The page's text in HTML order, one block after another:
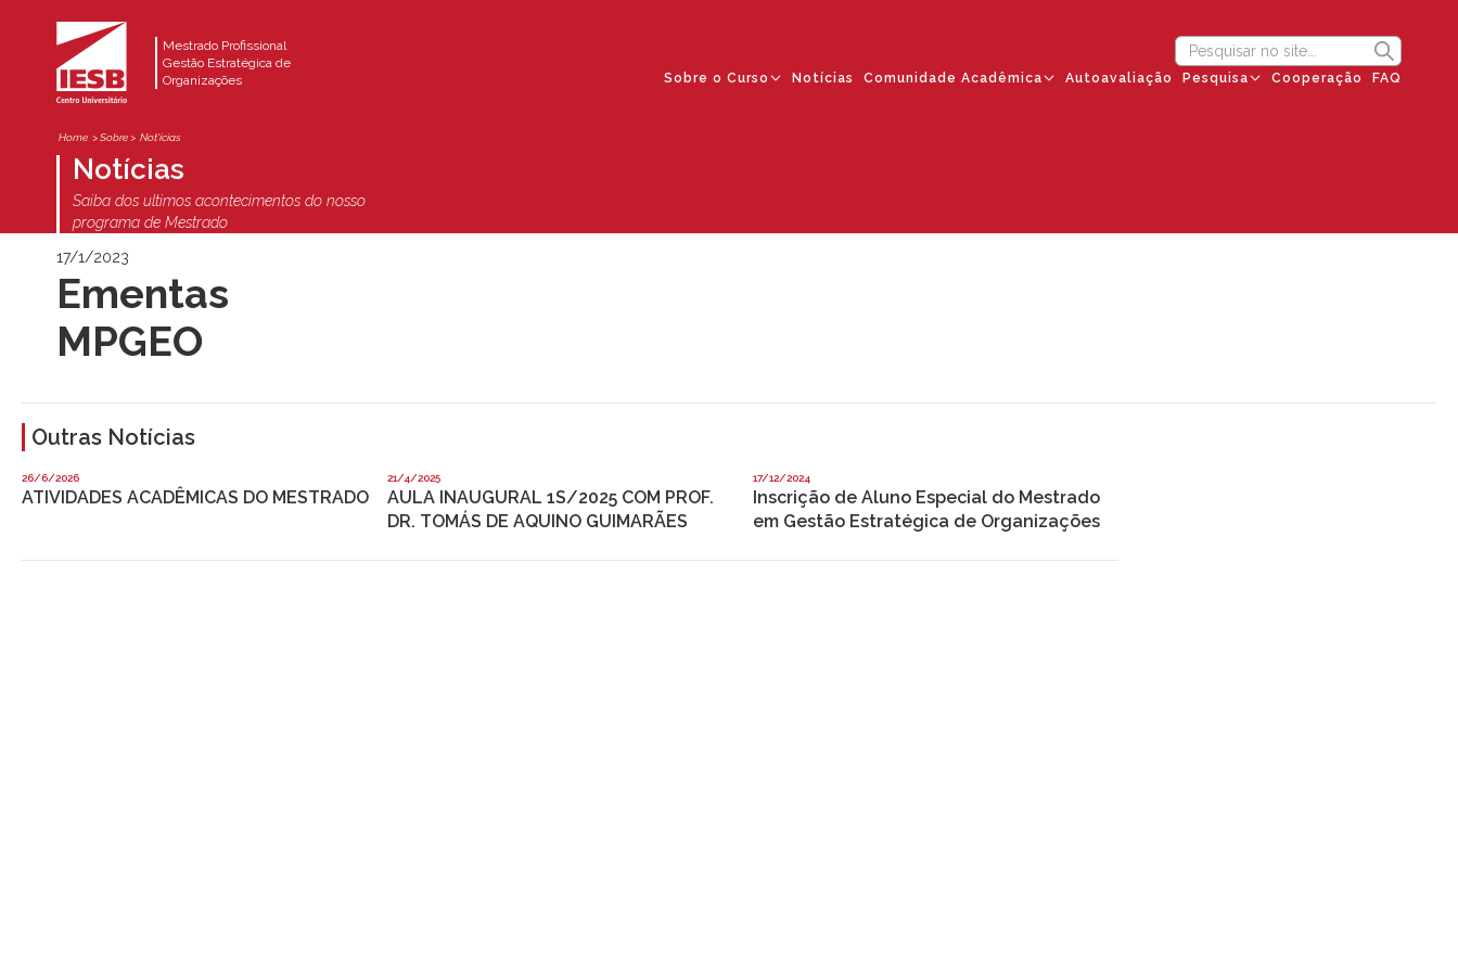
Mestrado Profissional
Gestão Estratégica de
Organizações
Sobre o Curso Notícias Comunidade Acadêmica Autoavaliação Pesquisa Cooperação FAQ
Home > Sobre > Not'ícias
Notícias
Saiba dos ultimos acontecimentos do nosso
programa de Mestrado
17/1/2023
Ementas
MPGEO
Outras Notícias
26/6/2026
ATIVIDADES ACADÊMICAS DO MESTRADO
21/4/2025
AULA INAUGURAL 1S/2025 COM PROF.
DR. TOMÁS DE AQUINO GUIMARÃES
17/12/2024
Inscrição de Aluno Especial do Mestrado
em Gestão Estratégica de Organizações